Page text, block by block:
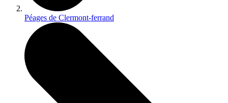
Péages de Clermont-ferrand